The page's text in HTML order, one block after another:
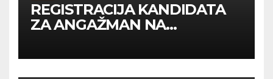
REGISTRACIJA KANDIDATA
ZA ANGAŽMAN NA